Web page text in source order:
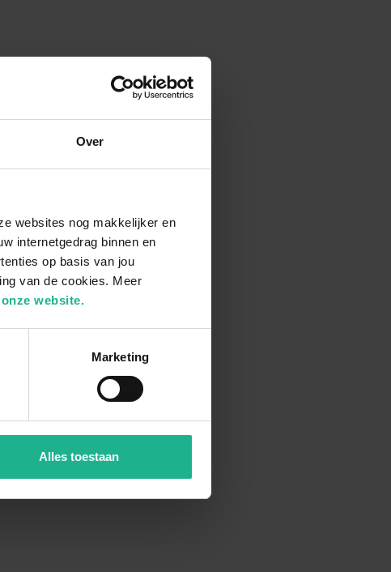
Over
websites nog makkelijker en
internetgedrag binnen en
op basis van jou
van de cookies. Meer
website.
Marketing
Alles toestaan